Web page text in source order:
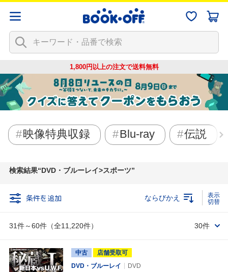
1,800円以上の注文で送料無料
映像特典収録 Blu-ray 伝説
検索結果 DVD・ブルーレイ>スポーツ
条件を追加
31件～60件（全11,220件）
ならびかえ
30件
中古
店舗受取可
DVD・ブルーレイ
DVD